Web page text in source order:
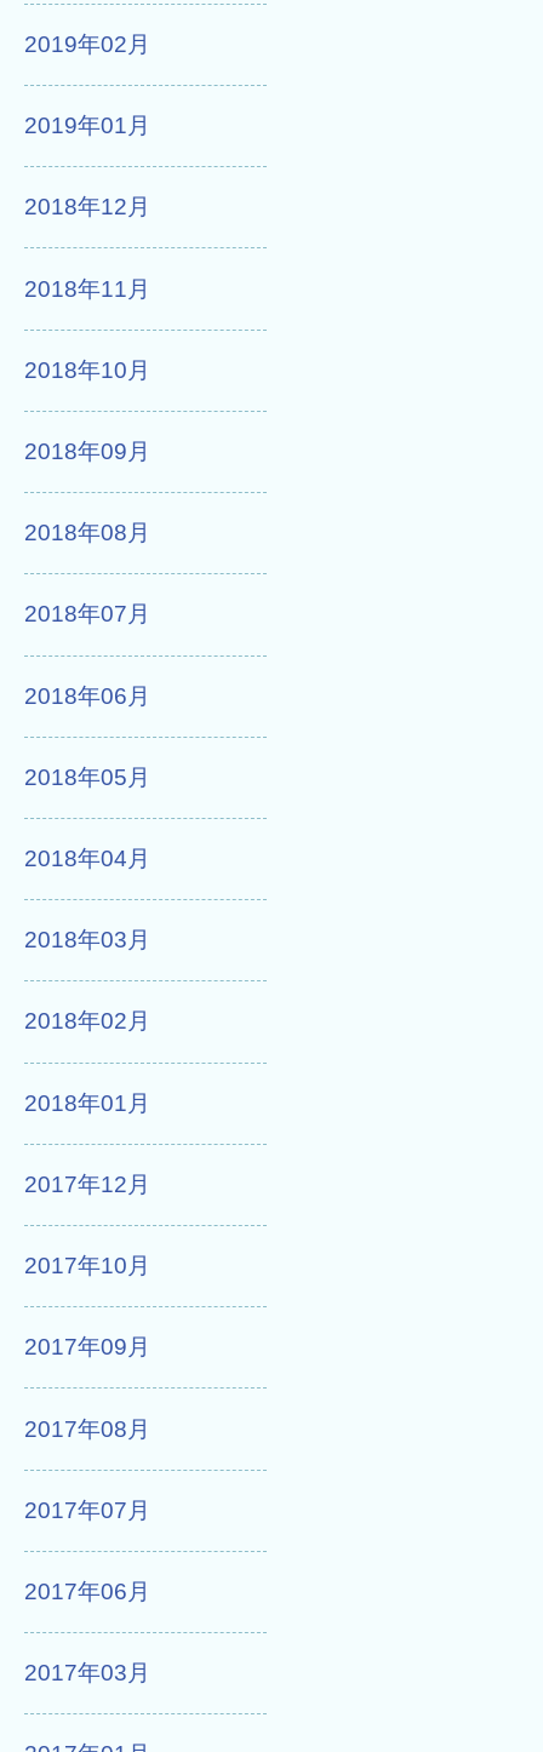
2019年02月
2019年01月
2018年12月
2018年11月
2018年10月
2018年09月
2018年08月
2018年07月
2018年06月
2018年05月
2018年04月
2018年03月
2018年02月
2018年01月
2017年12月
2017年10月
2017年09月
2017年08月
2017年07月
2017年06月
2017年03月